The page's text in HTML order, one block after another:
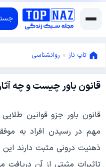
تاپ ناز » روانشناسی
قانون باور چیست و چه
اکتبر
2021 ژوئن
2021
قانون باور جزو قوانین
مهم در رسیدن افراد به
ذهنیت درونی مثبت دارند این